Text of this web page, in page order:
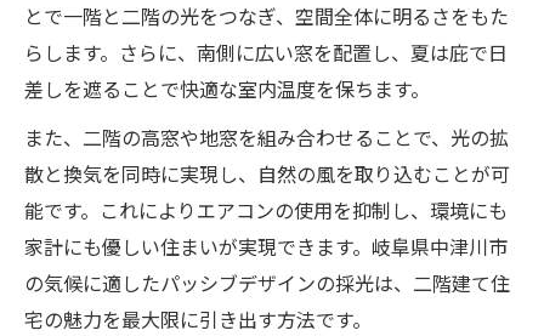
とで一階と二階の光をつなぎ、空間全体に明るさをもた
らします。さらに、南側に広い窓を配置し、夏は庇で日
差しを遮ることで快適な室内温度を保ちます。
また、二階の高窓や地窓を組み合わせることで、光の拡
散と換気を同時に実現し、自然の風を取り込むことが可
能です。これによりエアコンの使用を抑制し、環境にも
家計にも優しい住まいが実現できます。岐阜県中津川市
の気候に適したパッシブデザインの採光は、二階建て住
宅の魅力を最大限に引き出す方法です。